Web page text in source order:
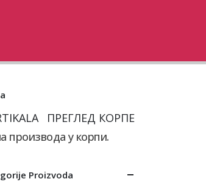
ПРЕГЛЕД КОРПЕ
производа у корпи.
Proizvoda